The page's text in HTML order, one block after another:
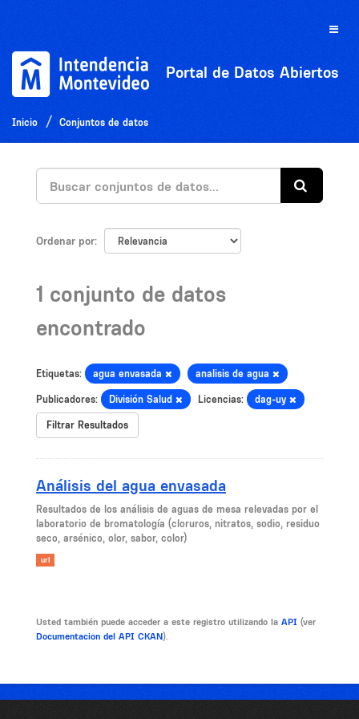
Toggle
Portal de Datos Abiertos
Inicio Conjuntos de datos
Ordenar por
1 conjunto de datos
encontrado
Etiquetas: agua envasada analisis de agua
Publicadores: División Salud Licencias: dag-uy
Filtrar Resultados
Análisis del agua envasada
​Resultados de los análisis de aguas de mesa relevadas por el
laboratorio de bromatología (cloruros, nitratos, sodio, residuo
seco, arsénico, olor, sabor, color)
url
Usted también puede acceder a este registro utilizando la API (ver
Documentacion del API CKAN).